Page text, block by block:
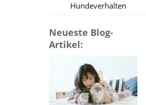
Hundeverhalten
Neueste Blog-
Artikel: